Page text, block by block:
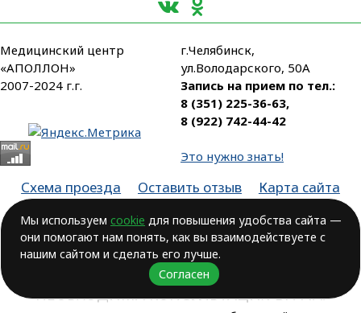
Медицинский центр
«АПОЛЛОН»
2007-2024 г.г.
г.Челябинск,
ул.Володарского, 50А
Запись на прием по тел.:
8 (351) 225-36-63,
8 (922) 742-44-42
Это нужно знать!
Схема проезда Оставить отзыв
Карта сайта
Лицензия № ЛО-74-01-003806, от 14.10.2016, выдана Министерством
здравоохранения Челябинской области
ВОЗМОЖНЫ ПРОТИВОПОКАЗАНИЯ.
НЕОБХОДИМА КОНСУЛЬТАЦИЯ ВРАЧА!
Мы используем cookie для повышения удобства сайта —
они помогают нам понять, как вы взаимодействуете с
нашим сайтом и сделать его лучше.
Согласен